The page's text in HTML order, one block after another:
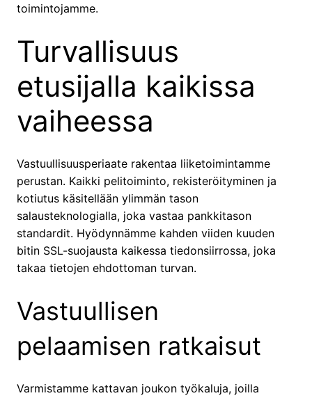
toimintojamme.
Turvallisuus
etusijalla kaikissa
vaiheessa
Vastuullisuusperiaate rakentaa liiketoimintamme
perustan. Kaikki pelitoiminto, rekisteröityminen ja
kotiutus käsitellään ylimmän tason
salausteknologialla, joka vastaa pankkitason
standardit. Hyödynnämme kahden viiden kuuden
bitin SSL-suojausta kaikessa tiedonsiirrossa, joka
takaa tietojen ehdottoman turvan.
Vastuullisen
pelaamisen ratkaisut
Varmistamme kattavan joukon työkaluja, joilla